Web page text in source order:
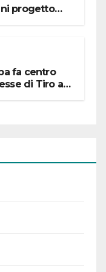
progetto
fa centro
di Tiro a